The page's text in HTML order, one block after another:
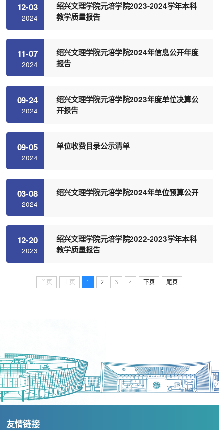
12-03
2024
绍兴文理学院元培学院2023-2024学年本科
教学质量报告
11-07
2024
绍兴文理学院元培学院2024年信息公开年度
报告
09-24
2024
绍兴文理学院元培学院2023年度单位决算公
开报告
09-05
2024
单位收费目录公示清单
03-08
2024
绍兴文理学院元培学院2024年单位预算公开
12-20
2023
绍兴文理学院元培学院2022-2023学年本科
教学质量报告
首页 上页 1 2 3 4 下页 尾页
友情链接